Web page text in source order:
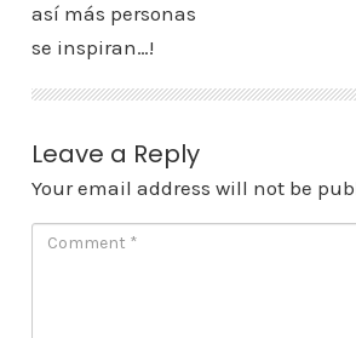
así más personas
se inspiran…!
Leave a Reply
Your email address will not be